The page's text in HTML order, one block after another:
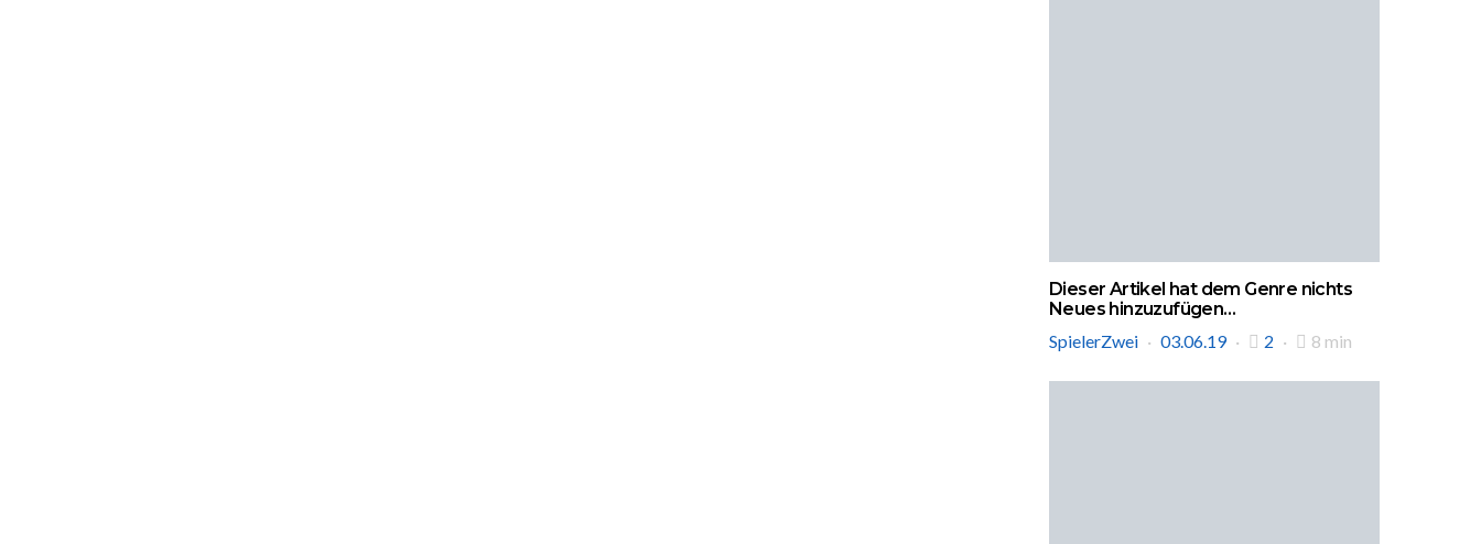
Dieser Artikel hat dem Genre nichts
Neues hinzuzufügen…
SpielerZwei
03.06.19 2 8 min